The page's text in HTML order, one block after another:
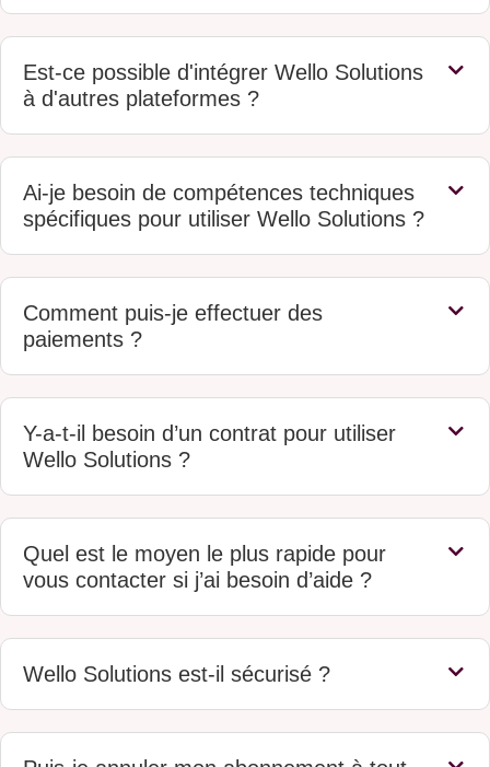
Est-ce possible d'intégrer Wello Solutions
à d'autres plateformes ?
Ai-je besoin de compétences techniques
spécifiques pour utiliser Wello Solutions ?
Comment puis-je effectuer des
paiements ?
Y-a-t-il besoin d’un contrat pour utiliser
Wello Solutions ?
Quel est le moyen le plus rapide pour
vous contacter si j’ai besoin d’aide ?
Wello Solutions est-il sécurisé ?